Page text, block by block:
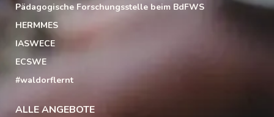
Pädagogische Forschungsstelle beim BdFWS
HERMMES
IASWECE
ECSWE
#waldorflernt
ALLE ANGEBOTE